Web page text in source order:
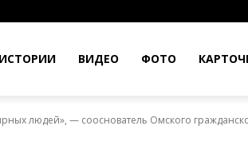
ИСТОРИИ ВИДЕО ФОТО
людей», — сооснователь Омского